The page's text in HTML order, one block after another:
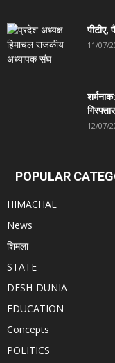
पीटीए,
11/07/
गिरफ्तार
12/07/
POPULAR
HIMACHAL
News
शिमला
STATE
DESH-DUNIA
EDUCATION
Concepts
POLITICS